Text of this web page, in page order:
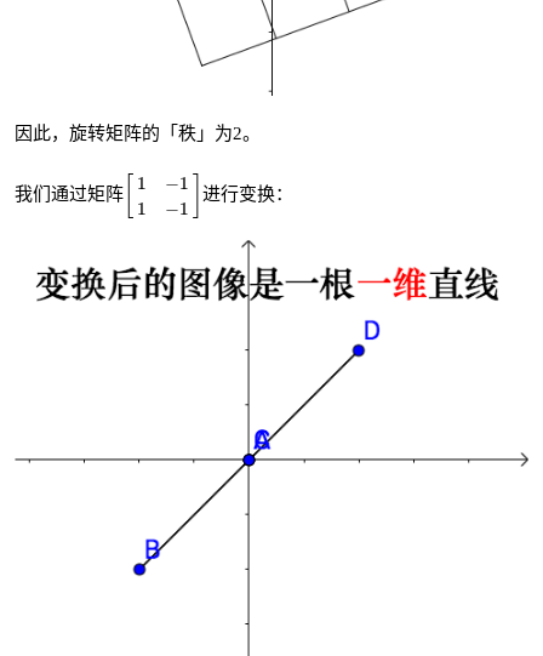
因此，旋转矩阵的「秩」为2。
我们通过矩阵 1 −1
1
−1 ]
[1 − 1 ]
进行变换：